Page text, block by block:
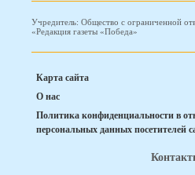
Учредитель: Общество с ограниченной
«Редакция газеты «Победа»
Карта сайта
О нас
Политика конфиденциальности в
персональных данных посетителей